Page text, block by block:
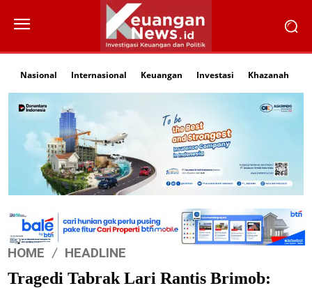
Nasional Internasional Keuangan Investasi Khazanah
HOME HEADLINE
Tragedi Tabrak Lari Rantis Brimob: